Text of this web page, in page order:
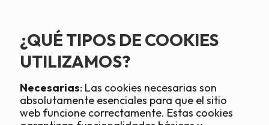
¿QUÉ TIPOS DE COOKIES
UTILIZAMOS?
Necesarias: Las cookies necesarias son
absolutamente esenciales para que el sitio
web funcione correctamente. Estas cookies